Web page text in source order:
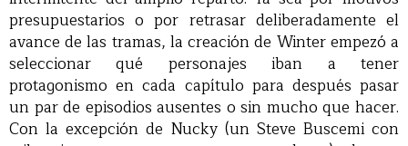
presupuestarios o por retrasar deliberadamente el
avance de las tramas, la creación de Winter empezó a
seleccionar qué personajes iban a tener
protagonismo en cada capítulo para después pasar
un par de episodios ausentes o sin mucho que hacer.
Con la excepción de Nucky (un Steve Buscemi con